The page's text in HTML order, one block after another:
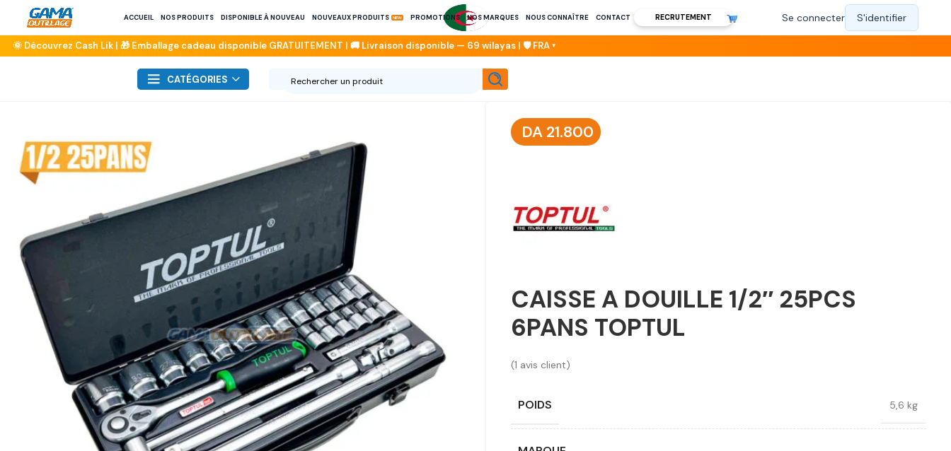
ACCUEIL NOS PRODUITS DISPONIBLE À NOUVEAU NOUVEAUX PRODUITS PROMOTIONS NOS MARQUES NOUS CONNAÎTRE CONTACT RECRUTEMENT
CATÉGORIES
DA 21.800
CAISSE A DOUILLE 1/2″ 25PCS
6PANS TOPTUL
(1 avis client)
POIDS 5,6 kg